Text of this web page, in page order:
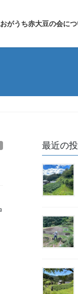
おがうち赤大豆の会に
最近の